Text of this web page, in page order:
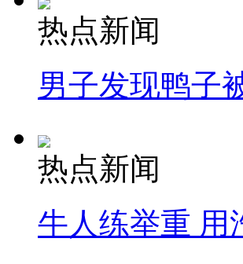
热点新闻
男子发现鸭子
热点新闻
牛人练举重 用